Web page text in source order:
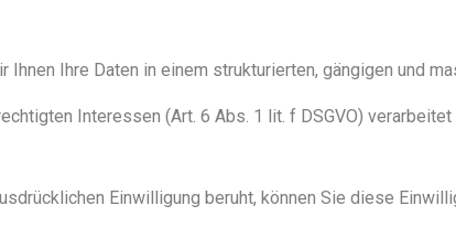
Ihnen Ihre Daten in einem strukturierten, gängigen und
Interessen (Art. 6 Abs. 1 lit. f DSGVO)
Einwilligung beruht, können Sie diese